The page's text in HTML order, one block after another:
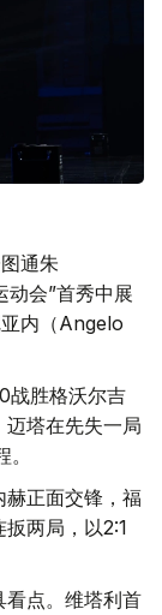
通朱
动会”首秀中展
内（Angelo
战胜格沃尔吉
塔在先失一局
赫正面交锋，福
两局，以2:1
看点。维塔利首